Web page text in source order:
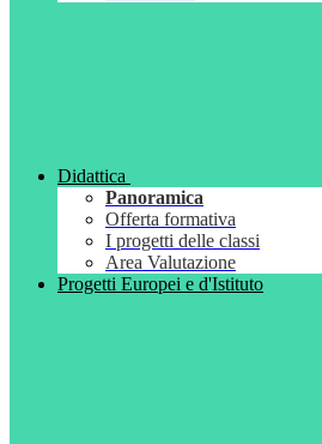
Didattica
Panoramica
Offerta formativa
I progetti delle classi
Area Valutazione
Progetti Europei e d'Istituto